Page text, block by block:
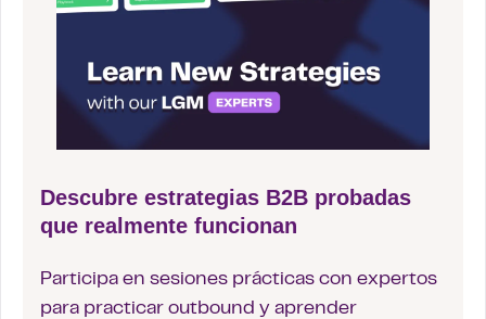
Descubre estrategias B2B probadas
que realmente funcionan
Participa en sesiones prácticas con expertos
para practicar outbound y aprender